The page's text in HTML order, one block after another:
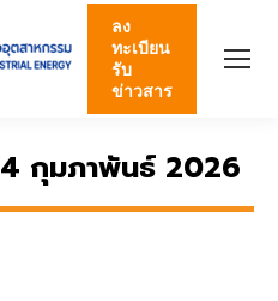
ลง
ทะเบียน
รับ
ข่าวสาร
4 กุมภาพันธ์ 2026